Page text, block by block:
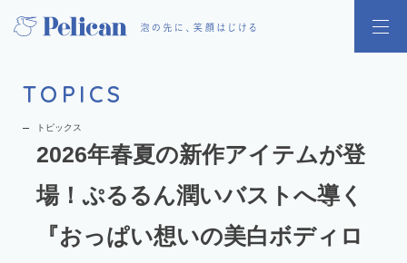
TOPICS
トピックス
2026年春夏の新作アイテムが登
場！ぷるるん潤いバストへ導く
『おっぱい想いの美白ボディロ